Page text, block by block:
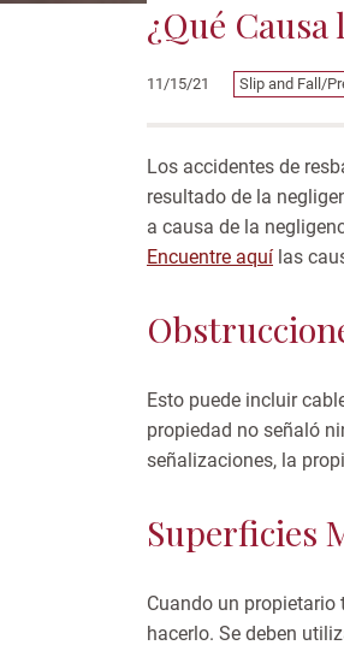
¿Qué Causa
11/15/21 Slip and Fall/
Los accidentes de
resultado de la
a causa de la
Encuentre aquí las
Esto puede incluir
propiedad no señaló
señalizaciones, la
Superficies
Cuando un propietario
hacerlo. Se deben